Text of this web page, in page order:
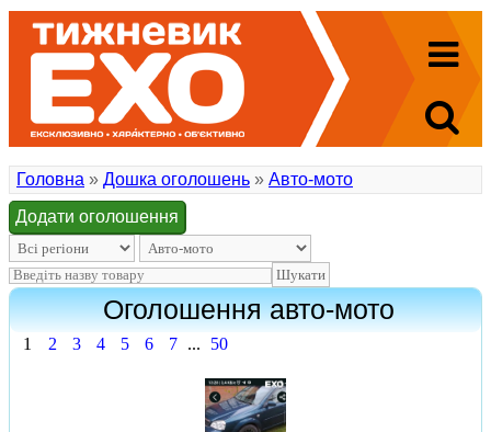
Головна » Дошка оголошень » Авто-мото
Додати оголошення
Оголошення авто-мото
1 2 3 4 5 6 7 ... 50